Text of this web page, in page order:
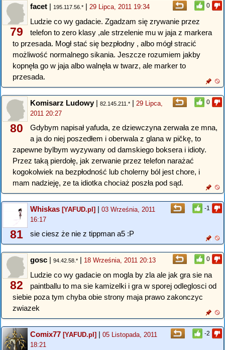
0
79
facet | 195.117.56.* | 29 Lipca, 2011 19:34
Ludzie co wy gadacie. Zgadzam się zrywanie przez
telefon to zero klasy ,ale strzelenie mu w jaja z markera
to przesada. Mogł stać się bezpłodny , albo mógł stracić
możliwość normalnego sikania. Jeszcze rozumiem jakby
kopnęła go w jaja albo walnęła w twarz, ale marker to
przesada.
0
80
Komisarz Ludowy| 82.145.211.* | 29 Lipca,
2011 20:27
Gdybym napisał yafuda, ze dziewczyna zerwała ze mna,
a ja do niej poszedłem i oberwala z glana w pičkę, to
zapewne bylbym wyzywany od damskiego boksera i idioty.
Przez taką pierdołę, jak zerwanie przez telefon narażać
kogokolwiek na bezpłodność lub cholerny ból jest chore, i
mam nadzieję, ze ta idiotka chociaż poszła pod sąd.
-1
81
Whiskas [YAFUD.pl] | 03 Września, 2011
16:17
sie ciesz że nie z tippman a5 :P
0
82
gosc | 94.42.58.* | 18 Września, 2011 20:13
Ludzie co wy gadacie on mogla by zla ale jak gra sie na
paintballu to ma sie kamizelki i gra w sporej odleglosci od
siebie poza tym chyba obie strony maja prawo zakonczyc
zwiazek
-2
Comix77 [YAFUD.pl] | 05 Listopada, 2011
18:21